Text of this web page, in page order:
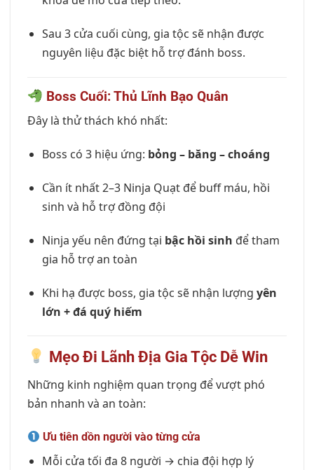
Sau 3 cửa cuối cùng, gia tộc sẽ nhận được
nguyên liệu đặc biệt hỗ trợ đánh boss.
Boss Cuối: Thủ Lĩnh Bạo Quân
Đây là thử thách khó nhất:
Boss có 3 hiệu ứng: bỏng – băng – choáng
Cần ít nhất 2–3 Ninja Quạt để buff máu, hồi
sinh và hỗ trợ đồng đội
Ninja yếu nên đứng tại bậc hồi sinh để tham
gia hỗ trợ an toàn
Khi hạ được boss, gia tộc sẽ nhận lượng yên
lớn + đá quý hiếm
Mẹo Đi Lãnh Địa Gia Tộc Dễ Win
Những kinh nghiệm quan trọng để vượt phó
bản nhanh và an toàn:
Ưu tiên dồn người vào từng cửa
Mỗi cửa tối đa 8 người → chia đội hợp lý